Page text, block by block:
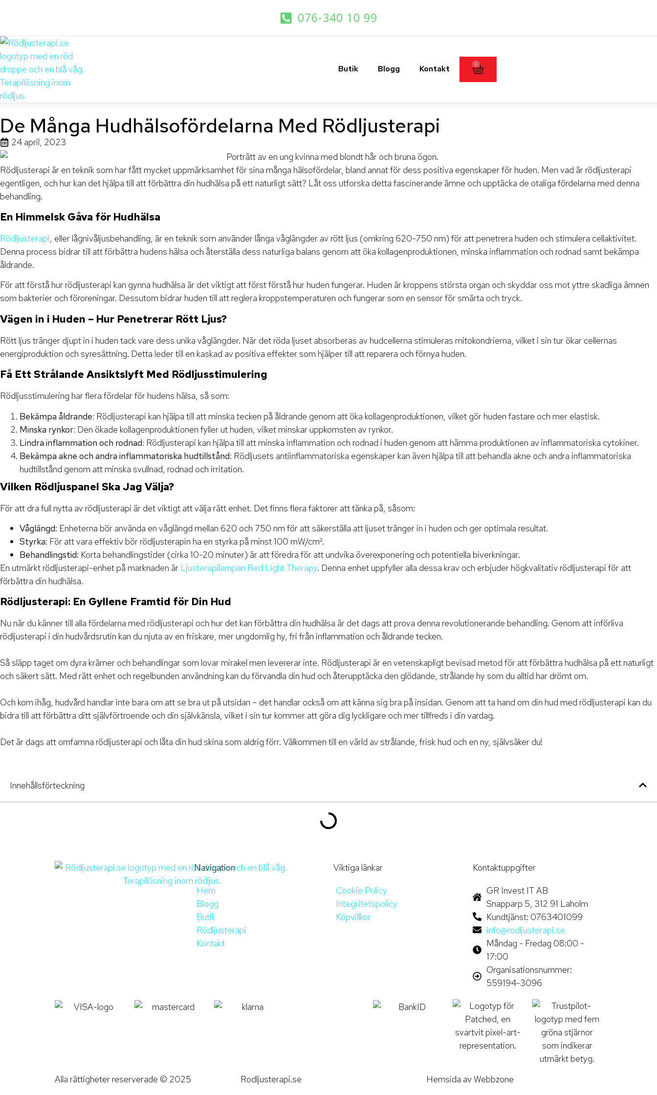
076-340 10 99
Butik Blogg Kontakt 0
De Många Hudhälsofördelarna Med Rödljusterapi
24 april, 2023
Rödljusterapi är en teknik som har fått mycket uppmärksamhet för sina många hälsofördelar, bland annat för dess positiva egenskaper för huden. Men vad är rödljusterapi
egentligen, och hur kan det hjälpa till att förbättra din hudhälsa på ett naturligt sätt? Låt oss utforska detta fascinerande ämne och upptäcka de otaliga fördelarna med denna
behandling.
En Himmelsk Gåva för Hudhälsa
Rödljusterapi, eller lågnivåljusbehandling, är en teknik som använder långa våglängder av rött ljus (omkring 620-750 nm) för att penetrera huden och stimulera cellaktivitet.
Denna process bidrar till att förbättra hudens hälsa och återställa dess naturliga balans genom att öka kollagenproduktionen, minska inflammation och rodnad samt bekämpa
åldrande.
För att förstå hur rödljusterapi kan gynna hudhälsa är det viktigt att först förstå hur huden fungerar. Huden är kroppens största organ och skyddar oss mot yttre skadliga ämnen
som bakterier och föroreningar. Dessutom bidrar huden till att reglera kroppstemperaturen och fungerar som en sensor för smärta och tryck.
Vägen in i Huden – Hur Penetrerar Rött Ljus?
Rött ljus tränger djupt in i huden tack vare dess unika våglängder. När det röda ljuset absorberas av hudcellerna stimuleras mitokondrierna, vilket i sin tur ökar cellernas
energiproduktion och syresättning. Detta leder till en kaskad av positiva effekter som hjälper till att reparera och förnya huden.
Få Ett Strålande Ansiktslyft Med Rödljusstimulering
Rödljusstimulering har flera fördelar för hudens hälsa, så som:
Bekämpa åldrande: Rödljusterapi kan hjälpa till att minska tecken på åldrande genom att öka kollagenproduktionen, vilket gör huden fastare och mer elastisk.
Minska rynkor: Den ökade kollagenproduktionen fyller ut huden, vilket minskar uppkomsten av rynkor.
Lindra inflammation och rodnad: Rödljusterapi kan hjälpa till att minska inflammation och rodnad i huden genom att hämma produktionen av inflammatoriska cytokiner.
Bekämpa akne och andra inflammatoriska hudtillstånd: Rödljusets antiinflammatoriska egenskaper kan även hjälpa till att behandla akne och andra inflammatoriska
hudtillstånd genom att minska svullnad, rodnad och irritation.
Vilken Rödljuspanel Ska Jag Välja?
För att dra full nytta av rödljusterapi är det viktigt att välja rätt enhet. Det finns flera faktorer att tänka på, såsom:
Våglängd: Enheterna bör använda en våglängd mellan 620 och 750 nm för att säkerställa att ljuset tränger in i huden och ger optimala resultat.
Styrka: För att vara effektiv bör rödljusterapin ha en styrka på minst 100 mW/cm².
Behandlingstid: Korta behandlingstider (cirka 10-20 minuter) är att föredra för att undvika överexponering och potentiella biverkningar.
En utmärkt rödljusterapi-enhet på marknaden är Ljusterapilampan Red Light Therapy. Denna enhet uppfyller alla dessa krav och erbjuder högkvalitativ rödljusterapi för att
förbättra din hudhälsa.
Rödljusterapi: En Gyllene Framtid för Din Hud
Nu när du känner till alla fördelarna med rödljusterapi och hur det kan förbättra din hudhälsa är det dags att prova denna revolutionerande behandling. Genom att införliva
rödljusterapi i din hudvårdsrutin kan du njuta av en friskare, mer ungdomlig hy, fri från inflammation och åldrande tecken.
Så släpp taget om dyra krämer och behandlingar som lovar mirakel men levererar inte. Rödljusterapi är en vetenskapligt bevisad metod för att förbättra hudhälsa på ett naturligt
och säkert sätt. Med rätt enhet och regelbunden användning kan du förvandla din hud och återupptäcka den glödande, strålande hy som du alltid har drömt om.
Och kom ihåg, hudvård handlar inte bara om att se bra ut på utsidan – det handlar också om att känna sig bra på insidan. Genom att ta hand om din hud med rödljusterapi kan du
bidra till att förbättra ditt självförtroende och din självkänsla, vilket i sin tur kommer att göra dig lyckligare och mer tillfreds i din vardag.
Det är dags att omfamna rödljusterapi och låta din hud skina som aldrig förr. Välkommen till en värld av strålande, frisk hud och en ny, självsäker du!
Innehållsförteckning
Navigation
Hem
Blogg
Butik
Rödljusterapi
Kontakt
Viktiga länkar
Cookie Policy
Integritetspolicy
Köpvillkor
Kontaktuppgifter
GR Invest IT AB
Snapparp 5, 312 91 Laholm
Kundtjänst: 0763401099
info@rodljusterapi.se
Måndag - Fredag 08:00 -
17:00
Organisationsnummer:
559194-3096
Alla rättigheter reserverade © 2025 Rodljusterapi.se Hemsida av Webbzone